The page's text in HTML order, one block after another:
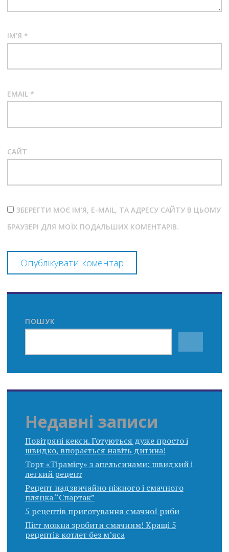
ІМ'Я *
EMAIL *
САЙТ
ЗБЕРЕГТИ МОЄ ІМ'Я, E-MAIL, ТА АДРЕСУ САЙТУ В ЦЬОМУ
БРАУЗЕРІ ДЛЯ МОЇХ ПОДАЛЬШИХ КОМЕНТАРІВ.
ПОШУК
Недавні записи
Повітряні кекси. Готуються дуже просто і
швидко, впорається навіть дитина!
Торт «Тірамісу» з апельсинами: швидкий і
легкий рецепт
Рецепт надзвичайно ніжного і смачного
пляцка “Спартак”
5 рецептів приготування смачної риби
Піст можна зробити смачним! Кращі 5
рецептів котлет без м’яса